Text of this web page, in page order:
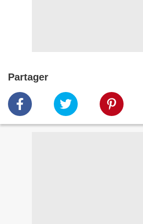
Partager